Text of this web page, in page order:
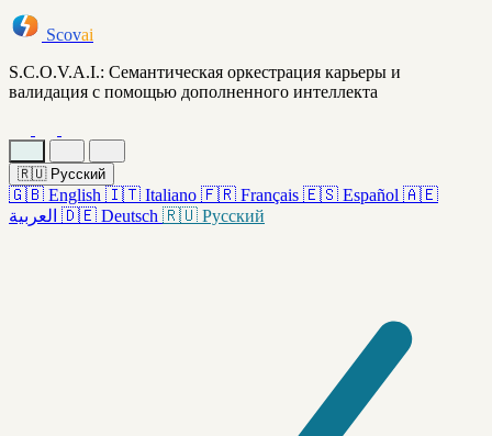
Scovai
S.C.O.V.A.I.: Семантическая оркестрация карьеры и
валидация с помощью дополненного интеллекта
🇷🇺 Русский
🇬🇧 English 🇮🇹 Italiano 🇫🇷 Français 🇪🇸 Español 🇦🇪
العربية 🇩🇪 Deutsch 🇷🇺 Русский